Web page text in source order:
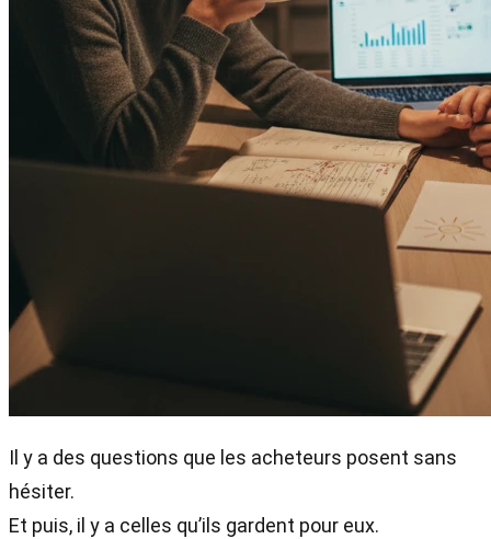
Il y a des questions que les acheteurs posent sans
hésiter.
Et puis, il y a celles qu’ils gardent pour eux.